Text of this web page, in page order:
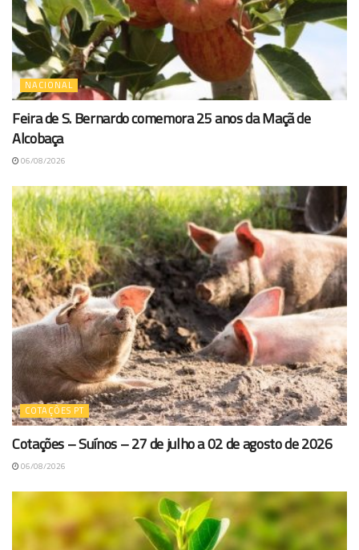
NACIONAL
Feira de S. Bernardo comemora 25 anos da Maçã de
Alcobaça
06/08/2026
COTAÇÕES PT
Cotações – Suínos – 27 de julho a 02 de agosto de 2026
06/08/2026